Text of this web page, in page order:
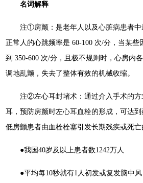
名词解释
注①房颤：是老年人以及心脏病患者中
正常人的心跳频率是 60-100 次/分，当某
到 350-600 次/分，且极不规则时，心房内
调地乱颤，失去了整体有效的机械收缩。
注②左心耳封堵术：通过介入手术的
耳，预防房颤时左心耳血栓的形成，可达
低房颤患者由血栓栓塞引发长期残疾或死亡
●我国40岁及以上患者数1242万人
●平均每10秒就有1人初发或复发脑中风